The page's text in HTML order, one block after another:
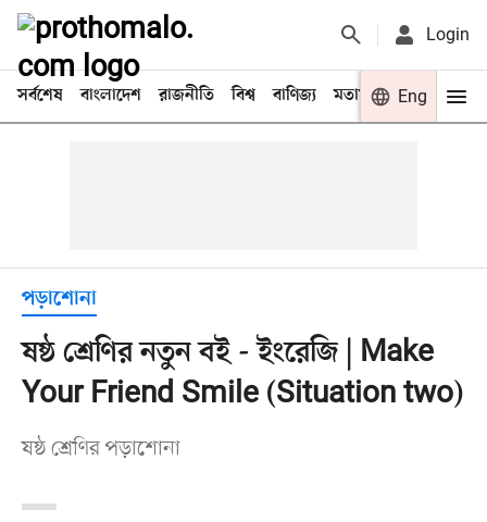
Login
সর্বশেষ বাংলাদেশ রাজনীতি বিশ্ব বাণিজ্য মতামত খেলা
Eng
পড়াশোনা
ষষ্ঠ শ্রেণির নতুন বই - ইংরেজি | Make
Your Friend Smile (Situation two)
ষষ্ঠ শ্রেণির পড়াশোনা